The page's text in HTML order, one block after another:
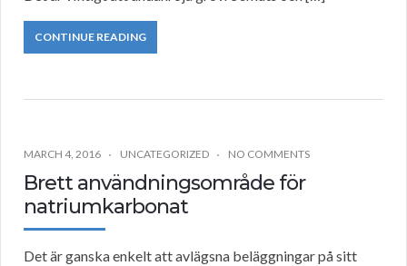
CONTINUE READING
MARCH 4, 2016 UNCATEGORIZED NO COMMENTS
Brett användningsområde för
natriumkarbonat
Det är ganska enkelt att avlägsna beläggningar på sitt